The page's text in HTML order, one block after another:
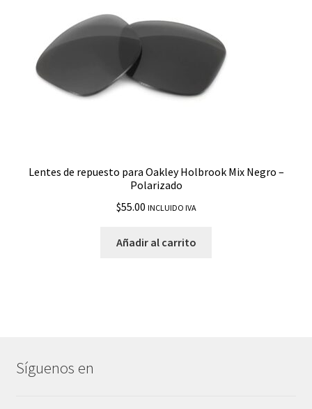
Lentes de repuesto para Oakley Holbrook Mix Negro –
Polarizado
$55.00 INCLUIDO IVA
Añadir al carrito
Síguenos en